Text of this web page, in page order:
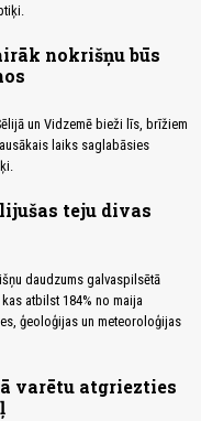
nokrišņu būs
un Vidzemē bieži līs, brīžiem
laiks saglabāsies
teju divas
daudzums galvaspilsētā
atbilst 184% no maija
ģeoloģijas un meteoroloģijas
varētu atgriezties